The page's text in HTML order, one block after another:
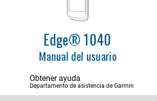
Edge® 1040
Manual del usuario
Obtener ayuda
Departamento de asistencia de Garmin
Introducción
Entrenamiento
Mis estadísticas
Funciones de conectividad